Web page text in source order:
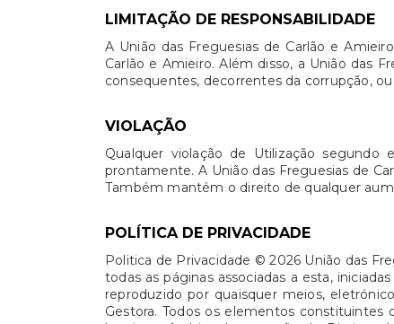
LIMITAÇÃO DE RESPONSABILIDADE
A União das Freguesias de Carlão e
Carlão e Amieiro. Além disso, a União das
consequentes, decorrentes da corrupção,
VIOLAÇÃO
Qualquer violação de Utilização segundo
prontamente. A União das Freguesias de
Também mantém o direito de qualquer
POLÍTICA DE PRIVACIDADE
Politica de Privacidade © 2026 União das
todas as páginas associadas a esta,
reproduzido por quaisquer meios,
Gestora. Todos os elementos